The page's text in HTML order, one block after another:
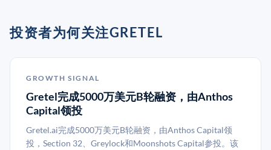
投资者为何关注GRETEL
GROWTH SIGNAL
Gretel完成5000万美元B轮融资，由Anthos
Capital领投
Gretel.ai完成5000万美元B轮融资，由Anthos Capital领
投，Section 32、Greylock和Moonshots Capital参投。该